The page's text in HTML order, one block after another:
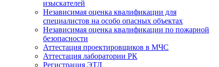
изыскателей
Независимая оценка квалификации для
специалистов на особо опасных объектах
Независимая оценка квалификации по пожарной
безопасности
Аттестация проектировщиков в МЧС
Аттестация лаборатории РК
Регистрация ЭТЛ